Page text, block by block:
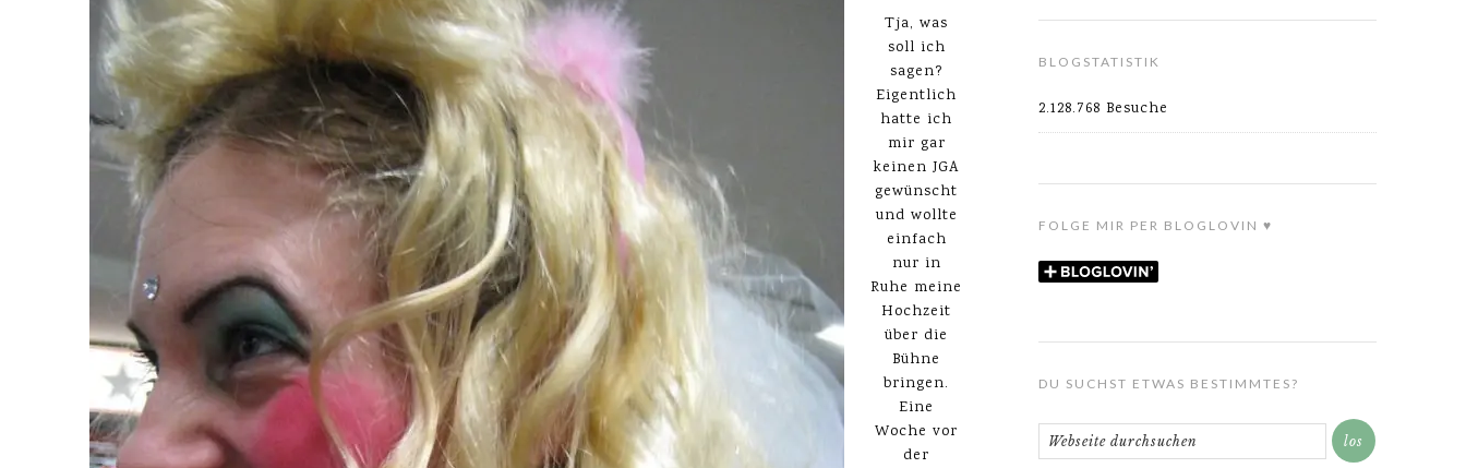
Tja, was
soll ich
sagen?
Eigentlich
hatte ich
mir gar
keinen JGA
gewünscht
und wollte
einfach
nur in
Ruhe meine
Hochzeit
über die
Bühne
bringen.
Eine
Woche vor
der
BLOGSTATISTIK
2.128.768 Besuche
FOLGE MIR PER BLOGLOVIN ♥
DU SUCHST ETWAS BESTIMMTES?